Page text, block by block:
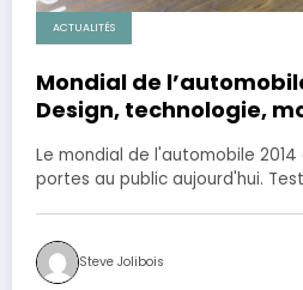
ACTUALITÉS
Mondial de
Design, technologie,
Le mondial de l'automobile 2014
portes au public aujourd'hui.
Steve Jolibois